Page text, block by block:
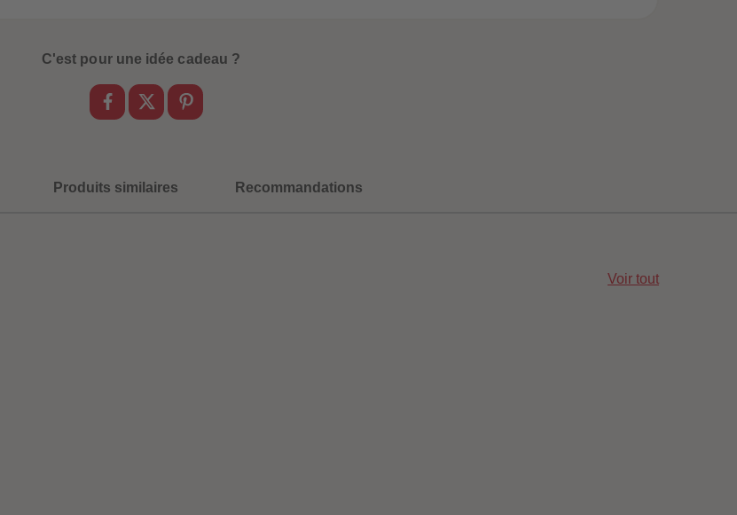
C'est pour une idée cadeau ?
Produits similaires Recommandations
Voir tout